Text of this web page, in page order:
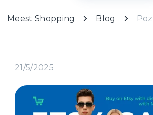
Meest Shopping Blog
21/5/2025